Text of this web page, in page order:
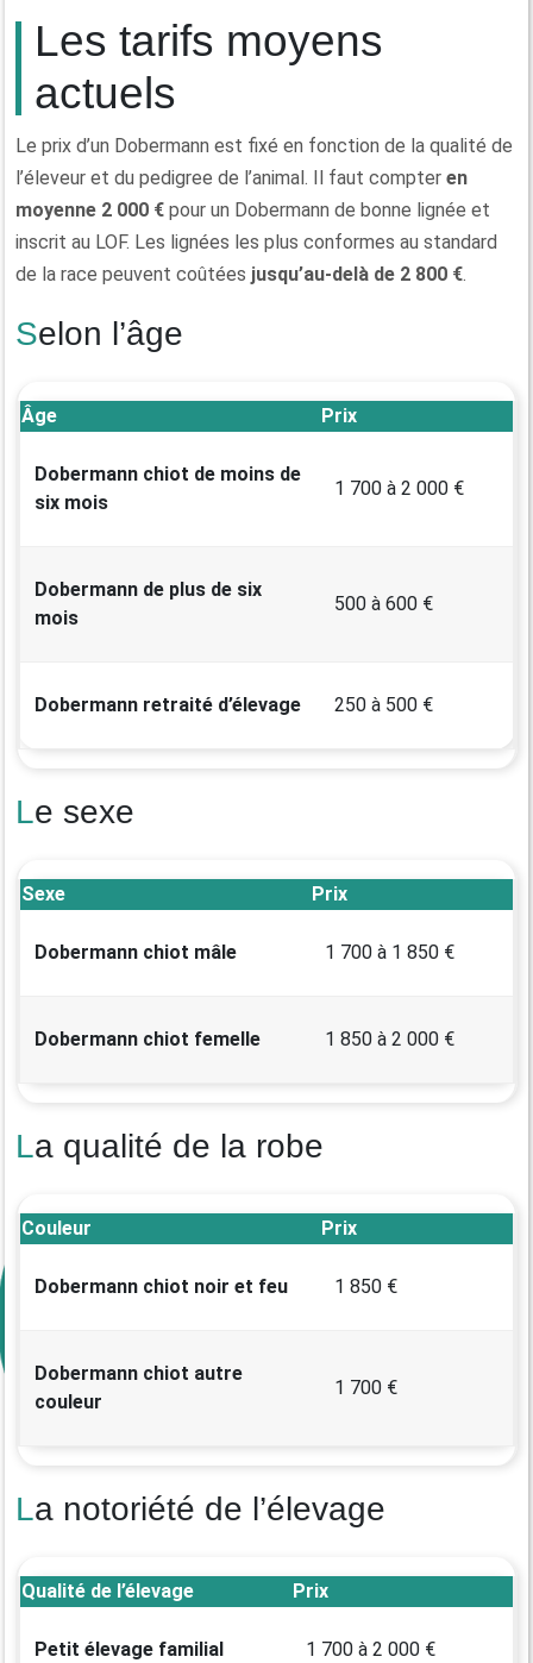
Les tarifs moyens
actuels
Le prix d’un Dobermann est fixé en fonction de la qualité de
l’éleveur et du pedigree de l’animal. Il faut compter en
moyenne 2 000 € pour un Dobermann de bonne lignée et
inscrit au LOF. Les lignées les plus conformes au standard
de la race peuvent coûtées jusqu’au-delà de 2 800 €.
Selon l’âge
Âge Prix
Dobermann chiot de moins de
six mois
1 700 à 2 000 €
Dobermann de plus de six
mois
500 à 600 €
Dobermann retraité d’élevage 250 à 500 €
Le sexe
Sexe Prix
Dobermann chiot mâle 1 700 à 1 850 €
Dobermann chiot femelle 1 850 à 2 000 €
La qualité de la robe
Couleur Prix
Dobermann chiot noir et feu 1 850 €
Dobermann chiot autre
couleur
1 700 €
La notoriété de l’élevage
Qualité de l’élevage Prix
Petit élevage familial 1 700 à 2 000 €